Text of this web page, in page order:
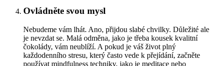
Ovládněte svou mysl
Nebudeme vám lhát. Ano, přijdou slabé chvilky. Důležité ale
je nevzdat se. Malá odměna, jako je třeba kousek kvalitní
čokolády, vám neublíží. A pokud je váš život plný
každodenního stresu, který často vede k přejídání, začněte
používat mindfulness techniky, jako je meditace nebo